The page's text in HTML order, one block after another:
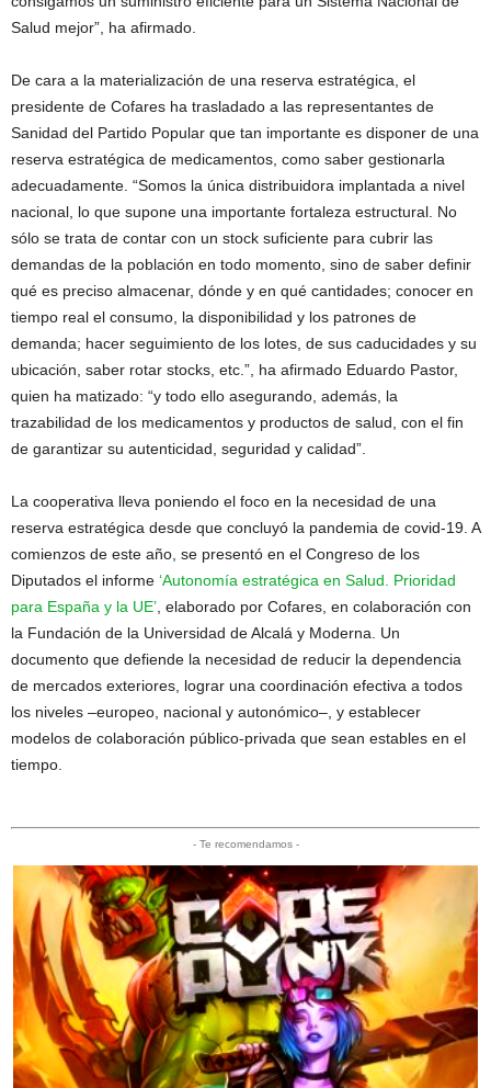
Salud mejor”, ha afirmado.
De cara a la materialización de una reserva estratégica, el
presidente de Cofares ha trasladado a las representantes de
Sanidad del Partido Popular que tan importante es disponer de una
reserva estratégica de medicamentos, como saber gestionarla
adecuadamente. “Somos la única distribuidora implantada a nivel
nacional, lo que supone una importante fortaleza estructural. No
sólo se trata de contar con un stock suficiente para cubrir las
demandas de la población en todo momento, sino de saber definir
qué es preciso almacenar, dónde y en qué cantidades; conocer en
tiempo real el consumo, la disponibilidad y los patrones de
demanda; hacer seguimiento de los lotes, de sus caducidades y su
ubicación, saber rotar stocks, etc.”, ha afirmado Eduardo Pastor,
quien ha matizado: “y todo ello asegurando, además, la
trazabilidad de los medicamentos y productos de salud, con el fin
de garantizar su autenticidad, seguridad y calidad”.
La cooperativa lleva poniendo el foco en la necesidad de una
reserva estratégica desde que concluyó la pandemia de covid-19. A
comienzos de este año, se presentó en el Congreso de los
Diputados el informe ‘Autonomía estratégica en Salud. Prioridad
para España y la UE’ , elaborado por Cofares, en colaboración con
la Fundación de la Universidad de Alcalá y Moderna. Un
documento que defiende la necesidad de reducir la dependencia
de mercados exteriores, lograr una coordinación efectiva a todos
los niveles –europeo, nacional y autonómico–, y establecer
modelos de colaboración público-privada que sean estables en el
tiempo.
- Te recomendamos -